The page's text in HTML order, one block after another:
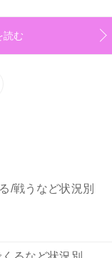
読む
/戦うなど状況別